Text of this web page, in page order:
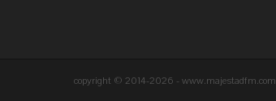
copyright © 2014-2026 - www.majestadfm.com